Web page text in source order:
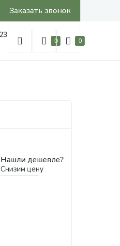
Заказать звонок
0 0
Нашли дешевле?
Снизим цену